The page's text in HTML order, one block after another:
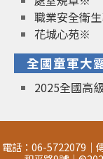
職業安全衛
花城心苑※
全國童軍大
2025全國高
電話：06-5722079｜